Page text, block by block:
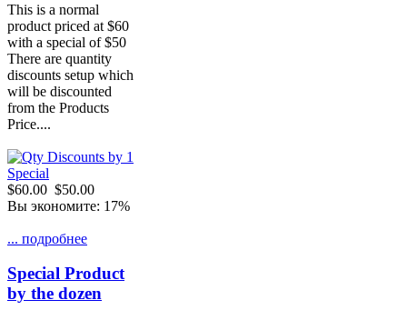
This is a normal
product priced at $60
with a special of $50
There are quantity
discounts setup which
will be discounted
from the Products
Price....
$60.00 $50.00
Вы экономите: 17%
... подробнее
Special Product
by the dozen